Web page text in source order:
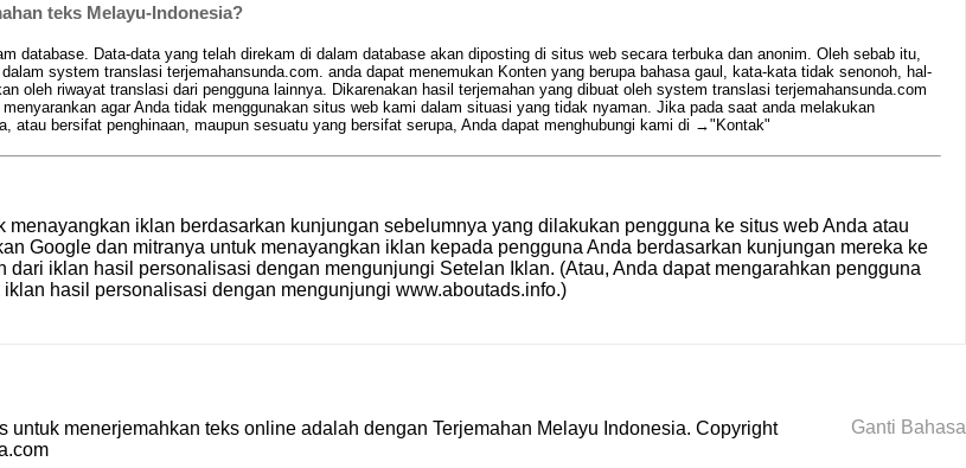
teks Melayu-Indonesia?
database. Data-data yang telah direkam di dalam database akan diposting di situs web secara terbuka dan anonim. Oleh sebab itu,
system translasi terjemahansunda.com. anda dapat menemukan Konten yang berupa bahasa gaul, kata-kata tidak senonoh, hal-
oleh riwayat translasi dari pengguna lainnya. Dikarenakan hasil terjemahan yang dibuat oleh system translasi terjemahansunda.com
agar Anda tidak menggunakan situs web kami dalam situasi yang tidak nyaman. Jika pada saat anda melakukan
atau bersifat penghinaan, maupun sesuatu yang bersifat serupa, Anda dapat menghubungi kami di →"Kontak"
iklan berdasarkan kunjungan sebelumnya yang dilakukan pengguna ke situs web Anda atau
Google dan mitranya untuk menayangkan iklan kepada pengguna Anda berdasarkan kunjungan mereka ke
dari iklan hasil personalisasi dengan mengunjungi Setelan Iklan. (Atau, Anda dapat mengarahkan pengguna
hasil personalisasi dengan mengunjungi www.aboutads.info.)
Ganti Bahasa
untuk menerjemahkan teks online adalah dengan Terjemahan Melayu Indonesia. Copyright